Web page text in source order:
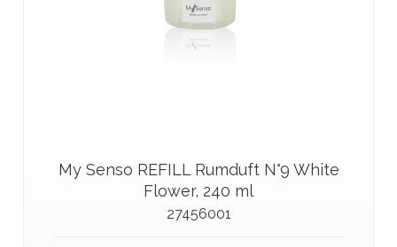
My Senso REFILL Rumduft N°9 White
Flower, 240 ml
27456001